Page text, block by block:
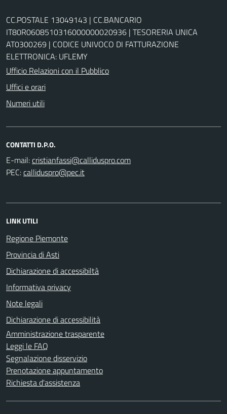
CC.POSTALE 13049143 | CC.BANCARIO
IT80R0608510316000000020936 | TESORERIA UNICA
AT0300269 | CODICE UNIVOCO DI FATTURAZIONE
ELETTRONICA: UFLEMY
Ufficio Relazioni con il Pubblico
Uffici e orari
Numeri utili
CONTATTI D.P.O.
E-mail:
PEC:
LINK UTILI
Regione Piemonte
Provincia di Asti
Dichiarazione di accessibiltà
Informativa privacy
Note legali
Dichiarazione di accessibilità
Amministrazione trasparente
Leggi le FAQ
Segnalazione disservizio
Prenotazione appuntamento
Richiesta d'assistenza